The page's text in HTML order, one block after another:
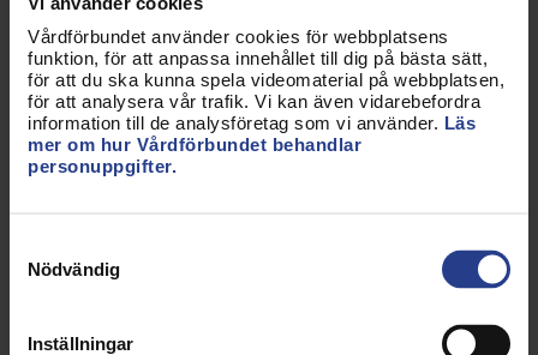
Vårdförbundet använder cookies för webbplatsens
funktion, för att anpassa innehållet till dig på bästa sätt,
för att du ska kunna spela videomaterial på webbplatsen,
för att analysera vår trafik. Vi kan även vidarebefordra
information till de analysföretag som vi använder. Läs
mer om hur Vårdförbundet behandlar
personuppgifter.
Nödvändig
Inställningar
Avdelning Stockholm stad
Avdelning Södermanland
Avdelning Värmland
Avdelning Västerbotten
Avdelning Västmanland